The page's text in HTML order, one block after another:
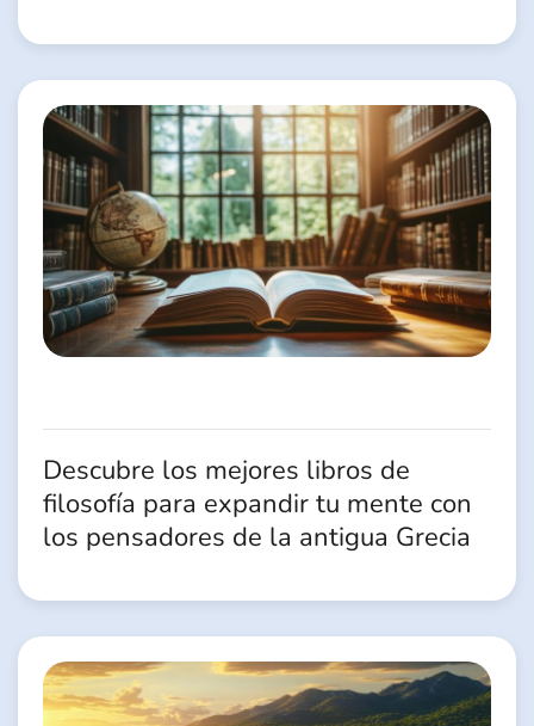
Descubre los mejores libros de
filosofía para expandir tu mente con
los pensadores de la antigua Grecia